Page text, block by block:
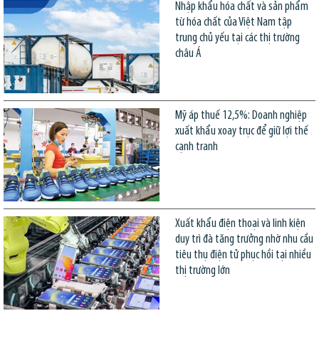
Nhập khẩu hóa chất và sản phẩm
từ hóa chất của Việt Nam tập
trung chủ yếu tại các thị trường
châu Á
Mỹ áp thuế 12,5%: Doanh nghiệp
xuất khẩu xoay trục để giữ lợi thế
cạnh tranh
Xuất khẩu điện thoại và linh kiện
duy trì đà tăng trưởng nhờ nhu cầu
tiêu thụ điện tử phục hồi tại nhiều
thị trường lớn